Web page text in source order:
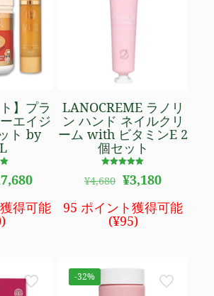
】プラ
エイジ
ト by
現
の
価
で
す。
得可能
)
LANOCREME ラノリ
ン ハンド ネイルクリ
ーム with ビタミンE 2
個セット
5.00
¥4,680 元
価
格
は
た。
¥3,180現
の
価
で
す。
95 ポイント獲得可能
(¥95)
-32%